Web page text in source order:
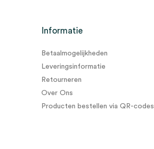
Informatie
Betaalmogelijkheden
Leveringsinformatie
Retourneren
Over Ons
Producten bestellen via QR-codes